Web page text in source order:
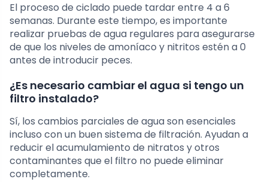
El proceso de ciclado puede tardar entre 4 a 6
semanas. Durante este tiempo, es importante
realizar pruebas de agua regulares para asegurarse
de que los niveles de amoníaco y nitritos estén a 0
antes de introducir peces.
¿Es necesario cambiar el agua si tengo un
filtro instalado?
Sí, los cambios parciales de agua son esenciales
incluso con un buen sistema de filtración. Ayudan a
reducir el acumulamiento de nitratos y otros
contaminantes que el filtro no puede eliminar
completamente.